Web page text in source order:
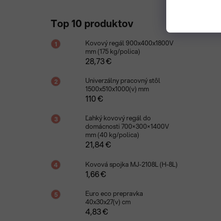
Top 10 produktov
Kovový regál 900x400x1800V
mm (175 kg/polica)
28,73 €
Univerzálny pracovný stôl
1500x510x1000(v) mm
110 €
Ľahký kovový regál do
domácnosti 700×300×1400V
mm (40 kg/polica)
21,84 €
Kovová spojka MJ-2108L (H-8L)
1,66 €
Euro eco prepravka
40x30x27(v) cm
4,83 €